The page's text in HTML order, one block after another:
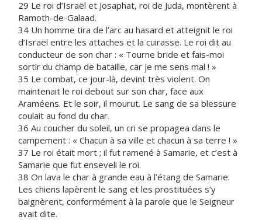
29 Le roi d’Israël et Josaphat, roi de Juda, montèrent à
Ramoth-de-Galaad.
34 Un homme tira de l’arc au hasard et atteignit le roi
d’Israël entre les attaches et la cuirasse. Le roi dit au
conducteur de son char : « Tourne bride et fais-moi
sortir du champ de bataille, car je me sens mal ! »
35 Le combat, ce jour-là, devint très violent. On
maintenait le roi debout sur son char, face aux
Araméens. Et le soir, il mourut. Le sang de sa blessure
coulait au fond du char.
36 Au coucher du soleil, un cri se propagea dans le
campement : « Chacun à sa ville et chacun à sa terre ! »
37 Le roi était mort ; il fut ramené à Samarie, et c’est à
Samarie que fut enseveli le roi.
38 On lava le char à grande eau à l’étang de Samarie.
Les chiens lapèrent le sang et les prostituées s’y
baignèrent, conformément à la parole que le Seigneur
avait dite.